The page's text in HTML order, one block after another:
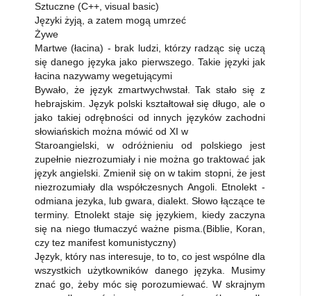
Sztuczne (C++, visual basic)
Języki żyją, a zatem mogą umrzeć
Żywe
Martwe (łacina) - brak ludzi, którzy radząc się uczą
się danego języka jako pierwszego. Takie języki jak
łacina nazywamy wegetującymi
Bywało, że język zmartwychwstał. Tak stało się z
hebrajskim. Język polski kształtował się długo, ale o
jako takiej odrębności od innych języków zachodni
słowiańskich można mówić od XI w
Staroangielski, w odróżnieniu od polskiego jest
zupełnie niezrozumiały i nie można go traktować jak
język angielski. Zmienił się on w takim stopni, że jest
niezrozumiały dla współczesnych Angoli. Etnolekt -
odmiana jezyka, lub gwara, dialekt. Słowo łączące te
terminy. Etnolekt staje się językiem, kiedy zaczyna
się na niego tłumaczyć ważne pisma.(Biblie, Koran,
czy tez manifest komunistyczny)
Język, który nas interesuje, to to, co jest wspólne dla
wszystkich użytkowników danego języka. Musimy
znać go, żeby móc się porozumiewać. W skrajnym